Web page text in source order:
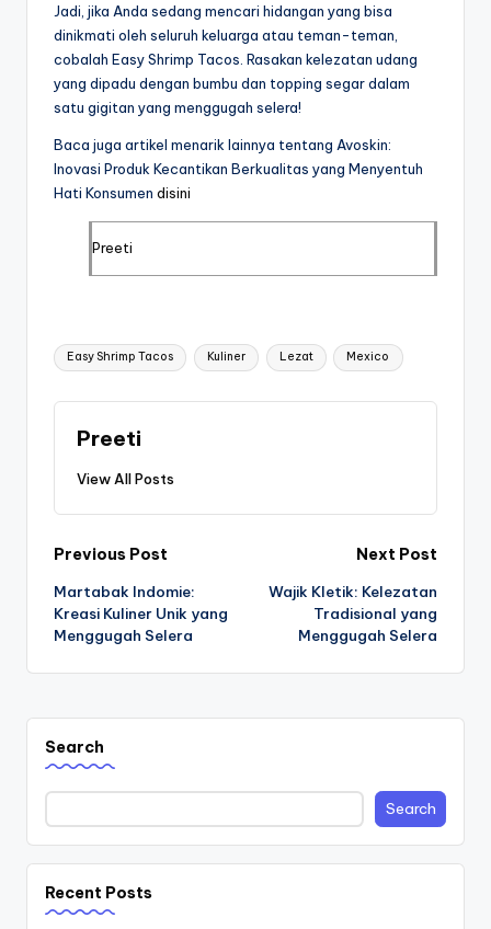
Jadi, jika Anda sedang mencari hidangan yang bisa
dinikmati oleh seluruh keluarga atau teman-teman,
cobalah Easy Shrimp Tacos. Rasakan kelezatan udang
yang dipadu dengan bumbu dan topping segar dalam
satu gigitan yang menggugah selera!
Baca juga artikel menarik lainnya tentang Avoskin:
Inovasi Produk Kecantikan Berkualitas yang Menyentuh
Hati Konsumen disini
Preeti
Tags:
Easy Shrimp Tacos Kuliner Lezat Mexico
Preeti
View All Posts
Post
navigation
Previous Post
Martabak Indomie:
Kreasi Kuliner Unik yang
Menggugah Selera
Next Post
Wajik Kletik: Kelezatan
Tradisional yang
Menggugah Selera
Search
Search
Recent Posts